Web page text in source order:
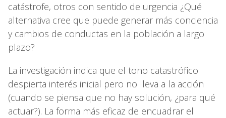
catástrofe, otros con sentido de urgencia ¿Qué
alternativa cree que puede generar más conciencia
y cambios de conductas en la población a largo
plazo?
La investigación indica que el tono catastrófico
despierta interés inicial pero no lleva a la acción
(cuando se piensa que no hay solución, ¿para qué
actuar?). La forma más eficaz de encuadrar el